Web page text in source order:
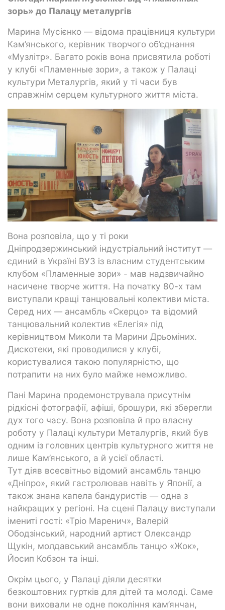
зорь» до Палацу металургів
Марина Мусієнко — відома працівниця культури
Кам’янського, керівник творчого об’єднання
«Музлітр». Багато років вона присвятила роботі
у клубі «Пламенные зори», а також у Палаці
культури Металургів, який у ті часи був
справжнім серцем культурного життя міста.
Вона розповіла, що у ті роки
Дніпродзержинський індустріальний інститут —
єдиний в Україні ВУЗ із власним студентським
клубом «Пламенные зори» - мав надзвичайно
насичене творче життя. На початку 80-х там
виступали кращі танцювальні колективи міста.
Серед них — ансамбль «Скерцо» та відомий
танцювальний колектив «Елегія» під
керівництвом Миколи та Марини Дрьоміних.
Дискотеки, які проводилися у клубі,
користувалися такою популярністю, що
потрапити на них було майже неможливо.
Пані Марина продемонструвала присутнім
рідкісні фотографії, афіші, брошури, які зберегли
дух того часу. Вона розповіла й про власну
роботу у Палаці культури Металургів, який був
одним із головних центрів культурного життя не
лише Кам’янського, а й усієї області.
Тут діяв всесвітньо відомий ансамбль танцю
«Дніпро», який гастролював навіть у Японії, а
також знана капела бандуристів — одна з
найкращих у регіоні. На сцені Палацу виступали
імениті гості: «Тріо Маренич», Валерій
Ободзінський, народний артист Олександр
Щукін, молдавський ансамбль танцю «Жок»,
Йосип Кобзон та інші.
Окрім цього, у Палаці діяли десятки
безкоштовних гуртків для дітей та молоді. Саме
вони виховали не одне покоління кам’янчан,